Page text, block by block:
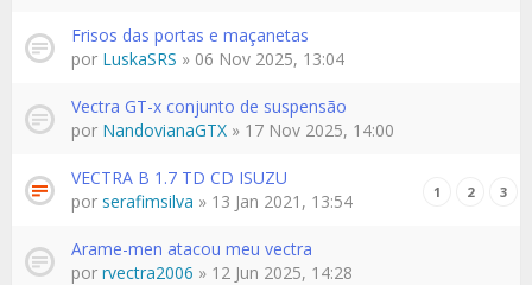
Frisos das portas e maçanetas
por LuskaSRS » 06 Nov 2025, 13:04
Vectra GT-x conjunto de suspensão
por NandovianaGTX » 17 Nov 2025, 14:00
VECTRA B 1.7 TD CD ISUZU
1 2 3
por serafimsilva » 13 Jan 2021, 13:54
Arame-men atacou meu vectra
por rvectra2006 » 12 Jun 2025, 14:28